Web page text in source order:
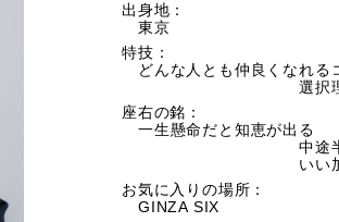
出身地：
東京
特技：
どんな人とも仲良くなれる
選択理論
座右の銘：
一生懸命だと知恵が出る
中途半端だと
いい加減だと
お気に入りの場所：
GINZA SIX